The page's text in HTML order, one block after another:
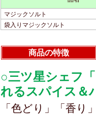
マジックソルト
袋入りマジックソルト
商品の特徴
○三ツ星シェフ
れるスパイス＆
「色どり」「香